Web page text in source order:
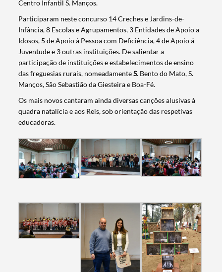
Centro Infantil S. Manços.
Participaram neste concurso 14 Creches e Jardins-de-
Infância, 8 Escolas e Agrupamentos, 3 Entidades de Apoio a
Idosos, 5 de Apoio à Pessoa com Deficiência, 4 de Apoio á
Juventude e 3 outras instituições. De salientar a
participação de instituições e estabelecimentos de ensino
das freguesias rurais, nomeadamenteS. Bento do Mato, S.
Manços, São Sebastião da Giesteira e Boa-Fé.
Os mais novos cantaram ainda diversas canções alusivas à
quadra natalícia e aos Reis, sob orientação das respetivas
educadoras.